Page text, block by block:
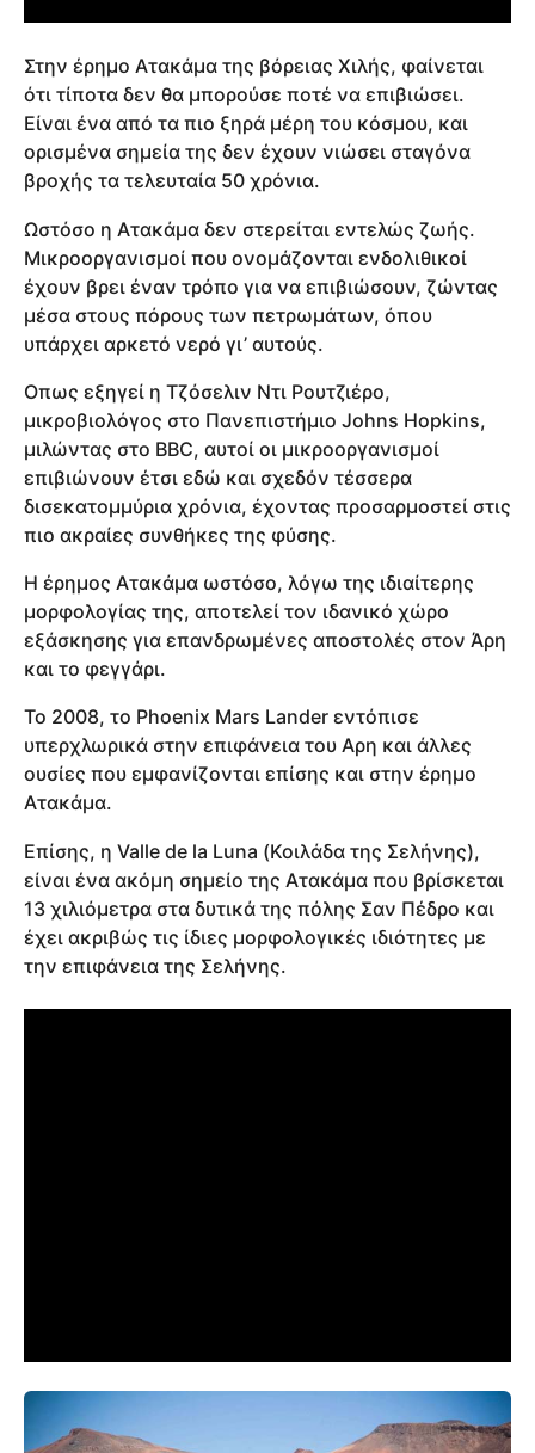
Στην έρημο Ατακάμα της βόρειας Χιλής, φαίνεται
ότι τίποτα δεν θα μπορούσε ποτέ να επιβιώσει.
Είναι ένα από τα πιο ξηρά μέρη του κόσμου, και
ορισμένα σημεία της δεν έχουν νιώσει σταγόνα
βροχής τα τελευταία 50 χρόνια.
Ωστόσο η Ατακάμα δεν στερείται εντελώς ζωής.
Μικροοργανισμοί που ονομάζονται ενδολιθικοί
έχουν βρει έναν τρόπο για να επιβιώσουν, ζώντας
μέσα στους πόρους των πετρωμάτων, όπου
υπάρχει αρκετό νερό γι’ αυτούς.
Οπως εξηγεί η Τζόσελιν Ντι Ρουτζιέρο,
μικροβιολόγος στο Πανεπιστήμιο Johns Hopkins,
μιλώντας στο BBC, αυτοί οι μικροοργανισμοί
επιβιώνουν έτσι εδώ και σχεδόν τέσσερα
δισεκατομμύρια χρόνια, έχοντας προσαρμοστεί στις
πιο ακραίες συνθήκες της φύσης.
Η έρημος Ατακάμα ωστόσο, λόγω της ιδιαίτερης
μορφολογίας της, αποτελεί τον ιδανικό χώρο
εξάσκησης για επανδρωμένες αποστολές στον Άρη
και το φεγγάρι.
Το 2008, το Phoenix Mars Lander εντόπισε
υπερχλωρικά στην επιφάνεια του Αρη και άλλες
ουσίες που εμφανίζονται επίσης και στην έρημο
Ατακάμα.
Επίσης, η Valle de la Luna (Κοιλάδα της Σελήνης),
είναι ένα ακόμη σημείο της Ατακάμα που βρίσκεται
13 χιλιόμετρα στα δυτικά της πόλης Σαν Πέδρο και
έχει ακριβώς τις ίδιες μορφολογικές ιδιότητες με
την επιφάνεια της Σελήνης.